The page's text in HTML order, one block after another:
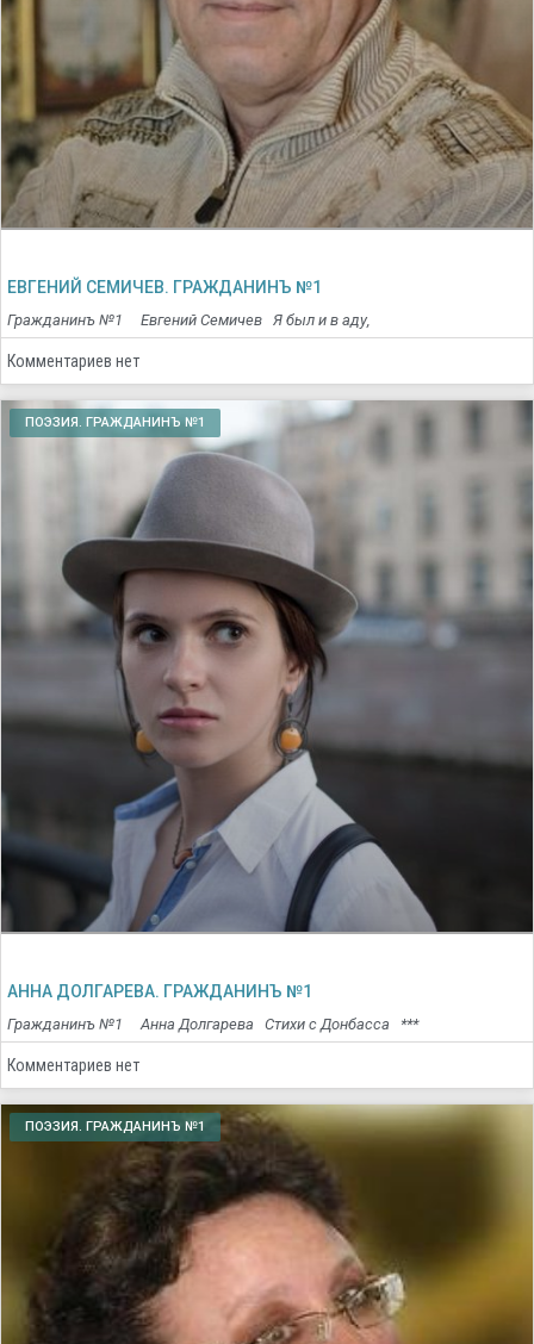
ЕВГЕНИЙ СЕМИЧЕВ. ГРАЖДАНИНЪ №1
Гражданинъ №1 Евгений Семичев Я был и в аду,
Комментариев нет
ПОЭЗИЯ. ГРАЖДАНИНЪ №1
АННА ДОЛГАРЕВА. ГРАЖДАНИНЪ №1
Гражданинъ №1 Анна Долгарева Стихи с Донбасса ***
Комментариев нет
ПОЭЗИЯ. ГРАЖДАНИНЪ №1